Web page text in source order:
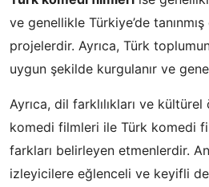
ve genellikle Türkiye’de tanınmış
projelerdir. Ayrıca, Türk
uygun şekilde kurgulanır ve
Ayrıca, dil farklılıkları ve
komedi filmleri ile Türk komedi
farkları belirleyen etmenlerdir.
izleyicilere eğlenceli ve keyifli